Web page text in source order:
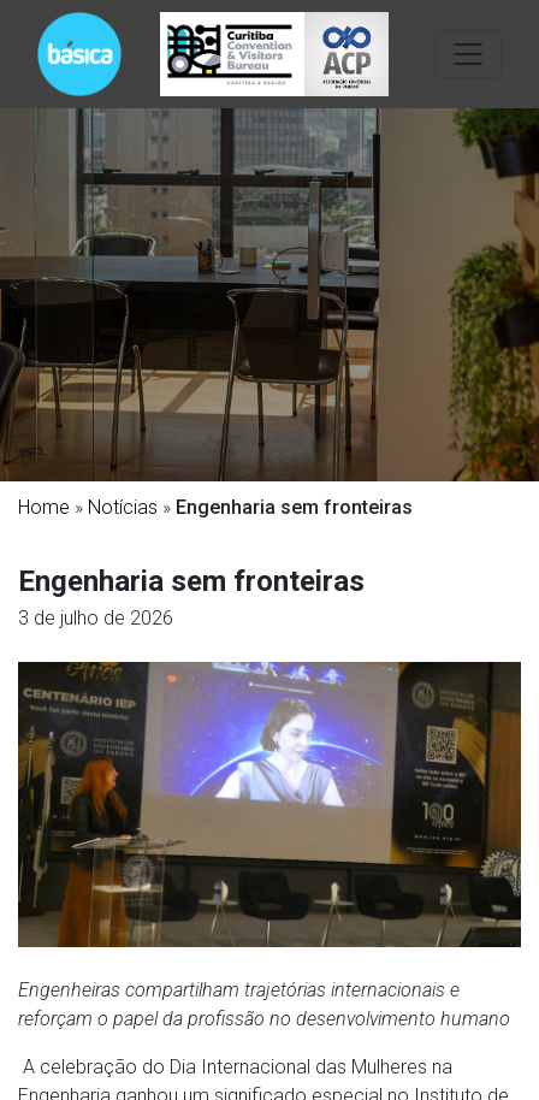
Home » Notícias » Engenharia sem fronteiras
Engenharia sem fronteiras
3 de julho de 2026
Engenheiras compartilham trajetórias internacionais e
reforçam o papel da profissão no desenvolvimento humano
A celebração do Dia Internacional das Mulheres na
Engenharia ganhou um significado especial no Instituto de